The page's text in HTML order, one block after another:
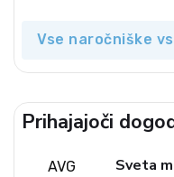
Vse naročniške
Prihajajoči
AVG Sveta